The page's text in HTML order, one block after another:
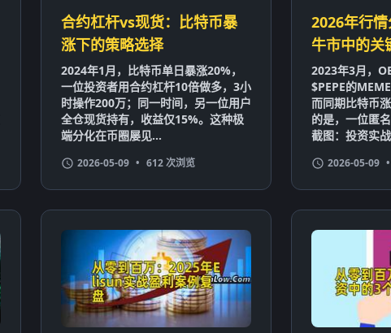
合约杠杆vs现货：比特币暴
涨下的策略选择
2024年1月，比特币单日暴涨20%，
一位投资者用合约杠杆10倍做多，3小
时操作200万；同一时间，另一位用户
全仓现货持有，收益仅15%。这种极
端分化在币圈屡见...
2026-05-09 • 612 次浏览
2026年行
牛市中的关
2023年3月，
$PEPE的
而同期比特币
的是，一位匿
截图：投资实
2026-05-09 •